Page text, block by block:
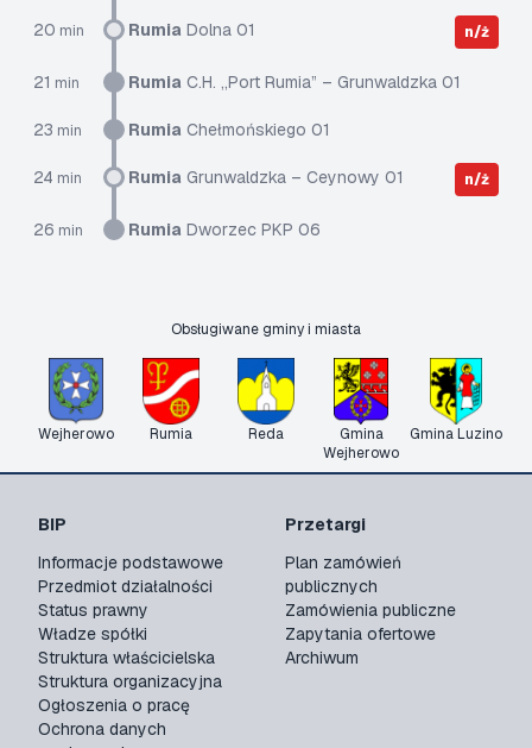
20 min Rumia Dolna 01 n/ż
21 min Rumia C.H. „Port Rumia” – Grunwaldzka 01
23 min Rumia Chełmońskiego 01
24 min Rumia Grunwaldzka – Ceynowy 01 n/ż
26 min Rumia Dworzec PKP 06
Obsługiwane gminy i miasta
Wejherowo Rumia Reda
Gmina
Wejherowo
Gmina Luzino
BIP
Informacje podstawowe
Przedmiot działalności
Status prawny
Władze spółki
Struktura właścicielska
Struktura organizacyjna
Ogłoszenia o pracę
Ochrona danych
Przetargi
Plan zamówień
publicznych
Zamówienia publiczne
Zapytania ofertowe
Archiwum